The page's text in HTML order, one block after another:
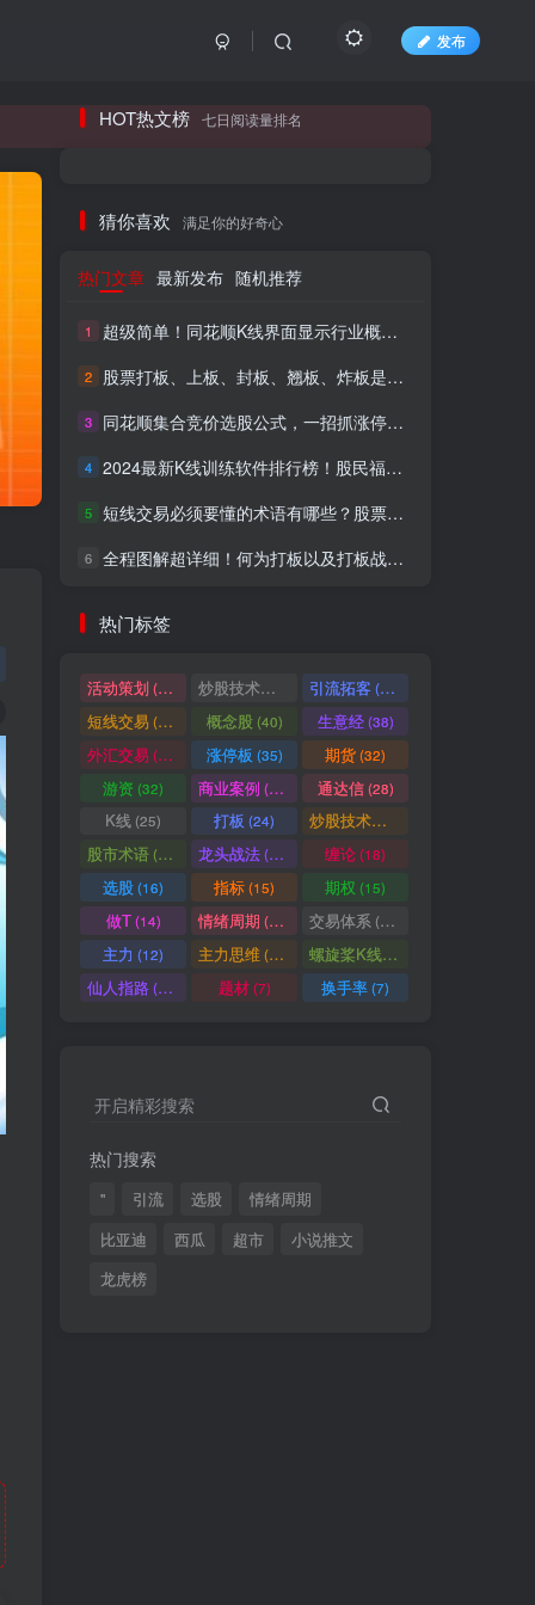
发布
新各大精品创业项目！
HOT热文榜 七日阅读量排名
猜你喜欢 满足你的好奇心
热门文章 最新发布 随机推荐
1 超级简单！同花顺K线界面显示行业概念指标代码图解
2 股票打板、上板、封板、翘板、炸板是什么意思？炒股你必须懂的暗语！
3 同花顺集合竞价选股公式，一招抓涨停让你秒变打板高手！
4 2024最新K线训练软件排行榜！股民福利，十款专业分析工具全揭秘！
5 短线交易必须要懂的术语有哪些？股票分时水上、水下是什么意思？
6 全程图解超详细！何为打板以及打板战法的精髓
热门标签
活动策划(49) 炒股技术指标 (48)引流拓客(46)
短线交易(40) 概念股(40) 生意经(38)
外汇交易(37) 涨停板 (35) 期货(32)
游资 (32) 商业案例 (30) 通达信(28)
K线 (25) 打板 (24) 炒股技术形态
股市术语 (21) 龙头战法(20) 缠论(18)
选股(16) 指标(15) 期权 (15)
做T(14) 情绪周期 (14) 交易体系 (12)
主力 (12) 主力思维 (12) 螺旋桨K线
(11)
仙人指路(10) 题材(7) 换手率(7)
开启精彩搜索
热门搜索
" 引流 选股
情绪周期
比亚迪
西瓜 超市
小说推文
龙虎榜
登录 注册
七日阅读量排名
满足你的好奇心
热门文章 最新发布 随机推荐
2 股票打板、上板、封板、翘板、炸板是什么意思？炒股你必须懂的暗语！
短线交易必须要懂的术语有哪些？股票分时水上、水下是什么意思？
6 全程图解超详细！何为打板以及打板战法的精髓